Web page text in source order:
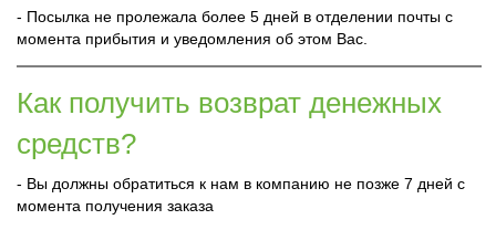
- Посылка не пролежала более 5 дней в отделении почты с
момента прибытия и уведомления об этом Вас.
Как получить возврат денежных
средств?
- Вы должны обратиться к нам в компанию не позже 7 дней с
момента получения заказа